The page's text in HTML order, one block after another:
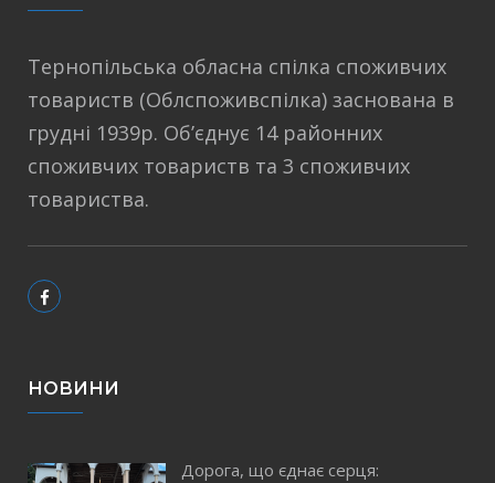
Тернопільська обласна спілка споживчих
товариств (Облспоживспілка) заснована в
грудні 1939р. Об’єднує 14 районних
споживчих товариств та 3 споживчих
товариства.
НОВИНИ
Дорога, що єднає серця: